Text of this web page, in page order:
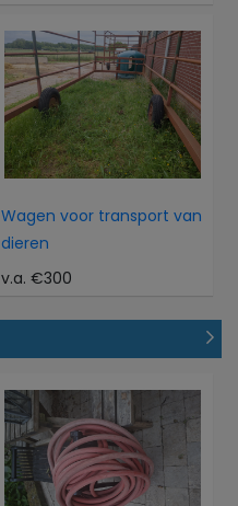
Wagen voor transport van
dieren
v.a. €300